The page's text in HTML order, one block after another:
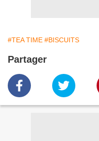
#TEA TIME #BISCUITS
Partager